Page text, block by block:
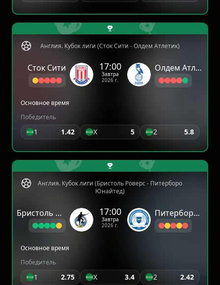
Англия. Кубок лиги (Сток Сити - Олдем Атлетик)
Сток Сити 17:00
Завтра
2026 г.
Олдем Атлетик
Основное время
Победитель
1 1.42 X 5 2 5.8
Англия. Кубок лиги (Бристоль Роверс - Питерборо
Юнайтед)
Бристоль Роверс 17:00
Завтра
2026 г.
Питерборо Юнайтед
Основное время
Победитель
1 2.75 X 3.4 2 2.42